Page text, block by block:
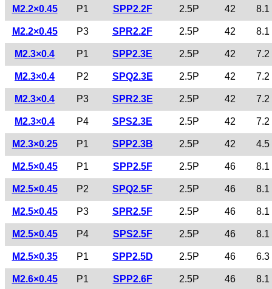
M2.2×0.45 P1 SPP2.2F 2.5P 42 8.1
M2.2×0.45 P3 SPR2.2F 2.5P 42 8.1
M2.3×0.4 P1 SPP2.3E 2.5P 42 7.2
M2.3×0.4 P2 SPQ2.3E 2.5P 42 7.2
M2.3×0.4 P3 SPR2.3E 2.5P 42 7.2
M2.3×0.4 P4 SPS2.3E 2.5P 42 7.2
M2.3×0.25 P1 SPP2.3B 2.5P 42 4.5
M2.5×0.45 P1 SPP2.5F 2.5P 46 8.1
M2.5×0.45 P2 SPQ2.5F 2.5P 46 8.1
M2.5×0.45 P3 SPR2.5F 2.5P 46 8.1
M2.5×0.45 P4 SPS2.5F 2.5P 46 8.1
M2.5×0.35 P1 SPP2.5D 2.5P 46 6.3
M2.6×0.45 P1 SPP2.6F 2.5P 46 8.1